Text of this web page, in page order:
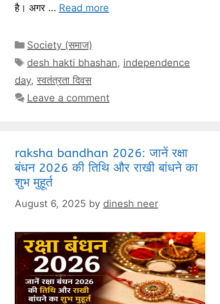
है। अगर … Read more
Categories
Society (समाज)
Tags
desh hakti bhashan, independence
day,स्वतंत्रता दिवस
Leave a comment
raksha bandhan 2026: जानें रक्षा
बंधन 2026 की तिथि और राखी बांधने का
शुभ मुहूर्त
August 6, 2025 by dinesh neer